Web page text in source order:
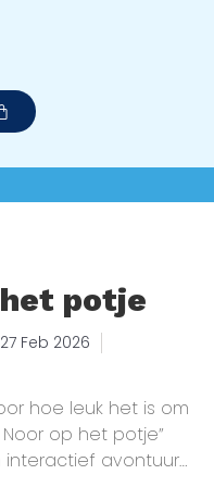
potje
27 Feb 2026
hoe leuk het is om
op het potje”
interactief avontuur